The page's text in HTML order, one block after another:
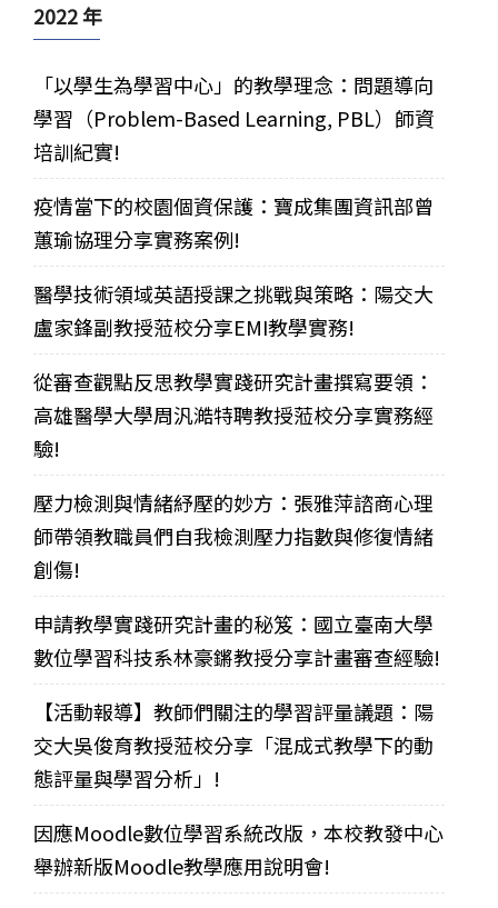
2022 年
「以學生為學習中心」的教學理念：問題導向
學習（Problem-Based Learning, PBL）師資
培訓紀實!
疫情當下的校園個資保護：寶成集團資訊部曾
蕙瑜協理分享實務案例!
醫學技術領域英語授課之挑戰與策略：陽交大
盧家鋒副教授蒞校分享EMI教學實務!
從審查觀點反思教學實踐研究計畫撰寫要領：
高雄醫學大學周汎澔特聘教授蒞校分享實務經
驗!
壓力檢測與情緒紓壓的妙方：張雅萍諮商心理
師帶領教職員們自我檢測壓力指數與修復情緒
創傷!
申請教學實踐研究計畫的秘笈：國立臺南大學
數位學習科技系林豪鏘教授分享計畫審查經驗!
【活動報導】教師們關注的學習評量議題：陽
交大吳俊育教授蒞校分享「混成式教學下的動
態評量與學習分析」!
因應Moodle數位學習系統改版，本校教發中心
舉辦新版Moodle教學應用說明會!